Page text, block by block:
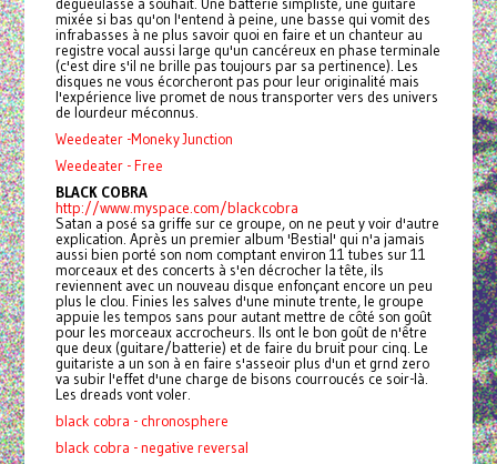
dégueulasse à souhait. Une batterie simpliste, une guitare
mixée si bas qu'on l'entend à peine, une basse qui vomit des
infrabasses à ne plus savoir quoi en faire et un chanteur au
registre vocal aussi large qu'un cancéreux en phase terminale
(c'est dire s'il ne brille pas toujours par sa pertinence). Les
disques ne vous écorcheront pas pour leur originalité mais
l'expérience live promet de nous transporter vers des univers
de lourdeur méconnus.
Weedeater -Moneky Junction
Weedeater - Free
BLACK COBRA
http://www.myspace.com/blackcobra
Satan a posé sa griffe sur ce groupe, on ne peut y voir d'autre
explication. Après un premier album 'Bestial' qui n'a jamais
aussi bien porté son nom comptant environ 11 tubes sur 11
morceaux et des concerts à s'en décrocher la tête, ils
reviennent avec un nouveau disque enfonçant encore un peu
plus le clou. Finies les salves d'une minute trente, le groupe
appuie les tempos sans pour autant mettre de côté son goût
pour les morceaux accrocheurs. Ils ont le bon goût de n'être
que deux (guitare/batterie) et de faire du bruit pour cinq. Le
guitariste a un son à en faire s'asseoir plus d'un et grnd zero
va subir l'effet d'une charge de bisons courroucés ce soir-là.
Les dreads vont voler.
black cobra - chronosphere
black cobra - negative reversal